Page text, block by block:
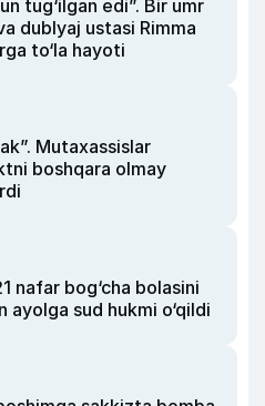
tug‘ilgan edi”. Bir umr
dublyaj ustasi Rimma
to‘la hayoti
Mutaxassislar
boshqara olmay
nafar bog‘cha bolasini
sud hukmi o‘qildi